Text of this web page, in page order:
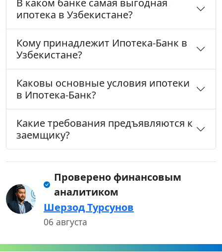
В каком банке самая выгодная
ипотека в Узбекистане?
Кому принадлежит Ипотека-Банк в
Узбекистане?
Каковы основные условия ипотеки
в Ипотека-Банк?
Какие требования предъявляются к
заемщику?
Проверено финансовым
аналитиком
Шерзод Турсунов
06 августа